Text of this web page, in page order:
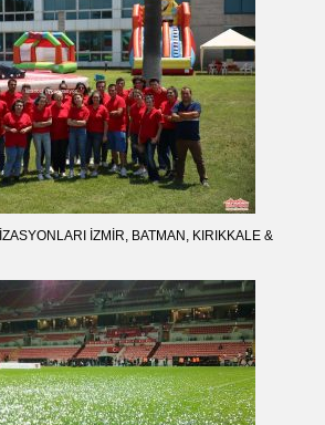
İZMIR, BATMAN, KIRIKKALE &